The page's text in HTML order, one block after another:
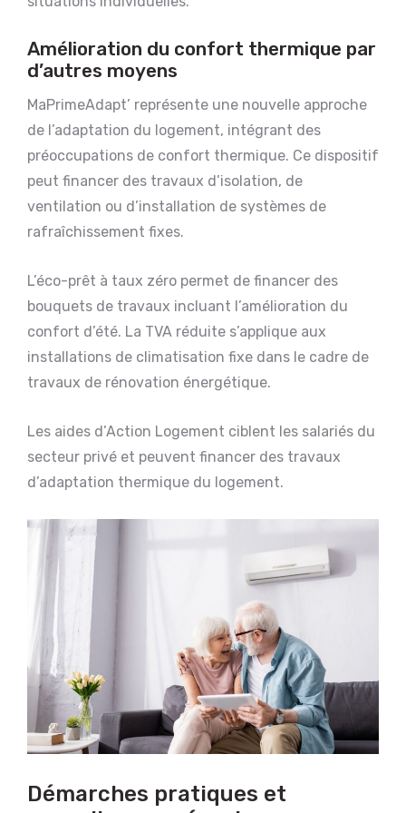
Amélioration du confort thermique par
d’autres moyens
MaPrimeAdapt’ représente une nouvelle approche
de l’adaptation du logement, intégrant des
préoccupations de confort thermique. Ce dispositif
peut financer des travaux d’isolation, de
ventilation ou d’installation de systèmes de
rafraîchissement fixes.
L’éco-prêt à taux zéro permet de financer des
bouquets de travaux incluant l’amélioration du
confort d’été. La TVA réduite s’applique aux
installations de climatisation fixe dans le cadre de
travaux de rénovation énergétique.
Les aides d’Action Logement ciblent les salariés du
secteur privé et peuvent financer des travaux
d’adaptation thermique du logement.
Démarches pratiques et